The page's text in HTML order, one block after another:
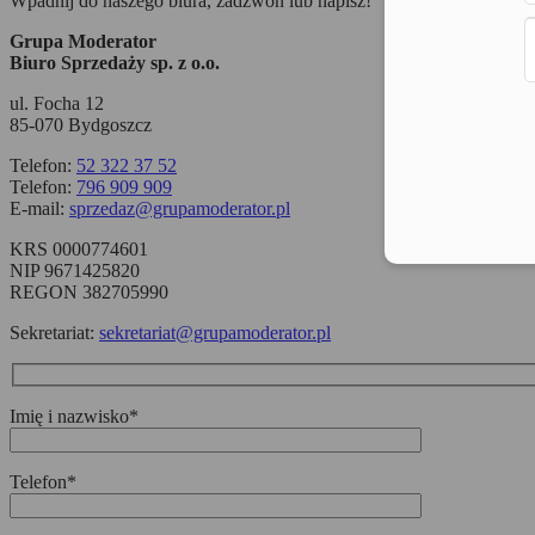
Grupa Moderator
Biuro Sprzedaży sp. z o.o.
ul. Focha 12
85-070 Bydgoszcz
Telefon: 52 322 37 52
Telefon: 796 909 909
E-mail: sprzedaz@grupamoderator.pl
KRS 0000774601
NIP 9671425820
REGON 382705990
Sekretariat: sekretariat@grupamoderator.pl
Imię i nazwisko*
Telefon*